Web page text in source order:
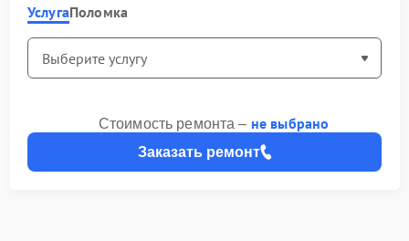
УслугаПоломка
Заказать ремонт
Стоимость ремонта – не выбрано